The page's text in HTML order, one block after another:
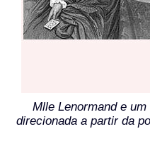
Mlle Lenormand e
direcionada a partir da